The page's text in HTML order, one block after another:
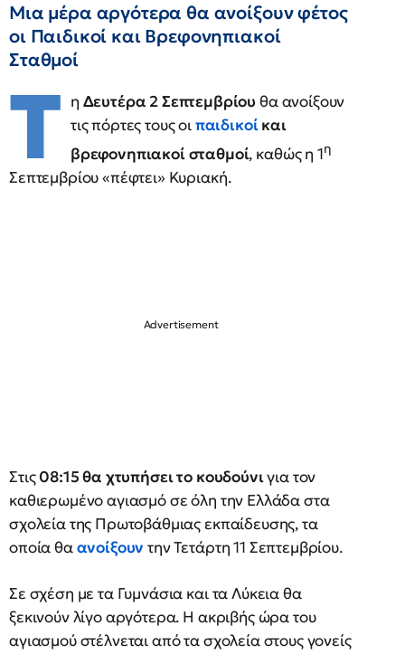
Μια μέρα αργότερα θα ανοίξουν φέτος
οι Παιδικοί και Βρεφονηπιακοί
Σταθμοί
Τ η Δευτέρα 2 Σεπτεμβρίου θα ανοίξουν
τις πόρτες τους οιπαιδικοίκαι
βρεφονηπιακοί σταθμοί, καθώς η 1η
Σεπτεμβρίου «πέφτει» Κυριακή.
Στις08:15 θα χτυπήσει το κουδούνιγια τον
καθιερωμένο αγιασμό σε όλη την Ελλάδα στα
σχολεία της Πρωτοβάθμιας εκπαίδευσης, τα
οποία θαανοίξουν την Τετάρτη 11 Σεπτεμβρίου.
Σε σχέση με τα Γυμνάσια και τα Λύκεια θα
ξεκινούν λίγο αργότερα. Η ακριβής ώρα του
αγιασμού στέλνεται από τα σχολεία στους γονείς